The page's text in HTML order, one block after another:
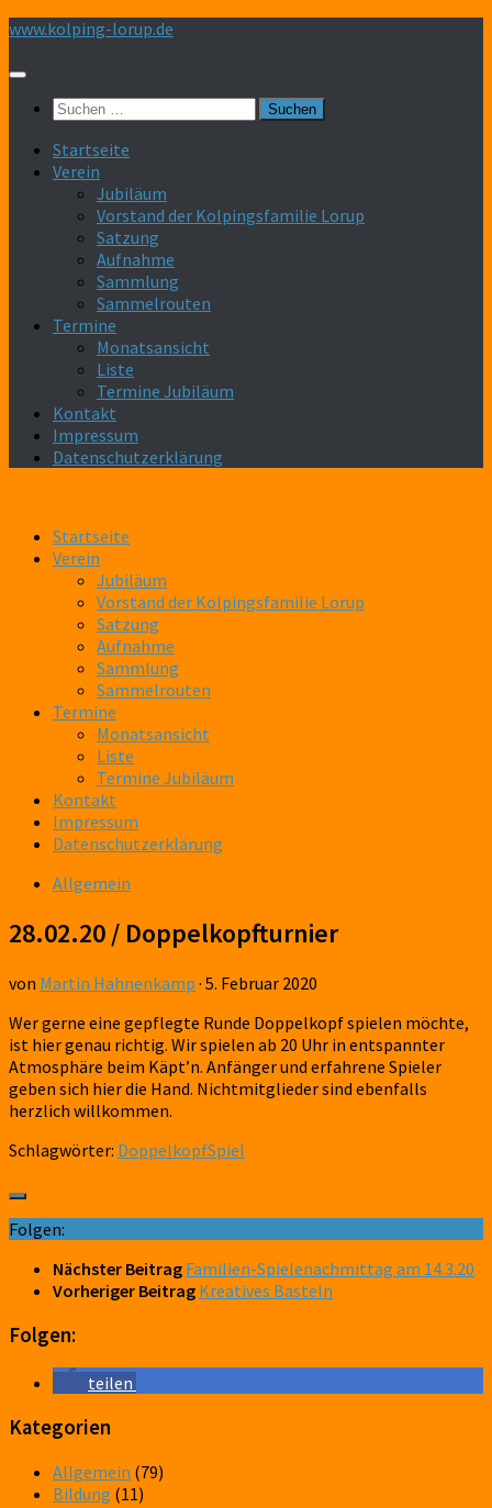
Zum
springen
www.kolping-lorup.de
Suchen
Startseite
Verein
Jubiläum
Vorstand der Kolpingsfamilie Lorup
Satzung
Aufnahme
Sammlung
Sammelrouten
Termine
Monatsansicht
Liste
Termine Jubiläum
Kontakt
Impressum
Datenschutzerklärung
Startseite
Verein
Jubiläum
Vorstand der Kolpingsfamilie Lorup
Satzung
Aufnahme
Sammlung
Sammelrouten
Termine
Monatsansicht
Liste
Termine Jubiläum
Kontakt
Impressum
Datenschutzerklärung
Allgemein
28.02.20 / Doppelkopfturnier
von Martin Hahnenkamp · 5. Februar 2020
Wer gerne eine gepflegte Runde Doppelkopf spielen möchte,
ist hier genau richtig. Wir spielen ab 20 Uhr in entspannter
Atmosphäre beim Käpt’n. Anfänger und erfahrene Spieler
geben sich hier die Hand. Nichtmitglieder sind ebenfalls
herzlich willkommen.
Schlagwörter: DoppelkopfSpiel
Folgen:
Nächster Beitrag Familien-Spielenachmittag am 14.3.20
Vorheriger Beitrag Kreatives Basteln
Folgen:
teilen
Kategorien
Allgemein (79)
Bildung (11)